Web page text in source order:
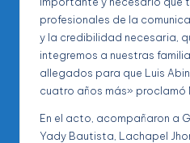
profesionales de la
y la credibilidad necesaria,
integremos a nuestras
allegados para que Luis
cuatro años más» proclamó
En el acto, acompañaron a
Yady Bautista, Lachapel